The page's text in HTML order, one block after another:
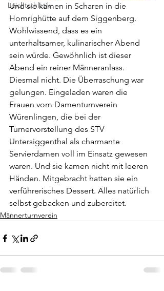
Leichtathletik
Und sie kamen in Scharen in die
Homrighütte auf dem Siggenberg.
Wohlwissend, dass es ein
unterhaltsamer, kulinarischer Abend
sein würde. Gewöhnlich ist dieser
Abend ein reiner Männeranlass.
Diesmal nicht. Die Überraschung war
gelungen. Eingeladen waren die
Frauen vom Damenturnverein
Würenlingen, die bei der
Turnervorstellung des STV
Untersiggenthal als charmante
Servierdamen voll im Einsatz gewesen
waren. Und sie kamen nicht mit leeren
Händen. Mitgebracht hatten sie ein
verführerisches Dessert. Alles natürlich
selbst gebacken und zubereitet.
Männerturnverein